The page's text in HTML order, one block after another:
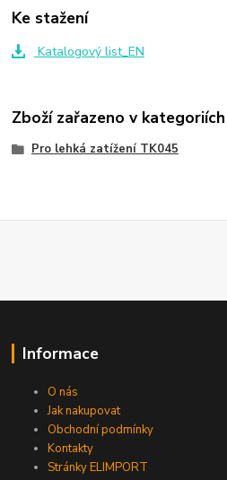
Ke stažení
Katalogový list_EN
Zboží zařazeno v kategoriích
Pro lehká zatížení TK045
Informace
O nás
Jak nakupovat
Obchodní podmínky
Kontakty
Stránky ELIMPORT